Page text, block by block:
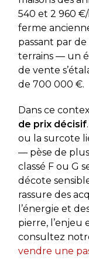
540 et 2 960
ferme
passant par
terrains — un
de vente
de 700 000 €.
Dans ce
de prix décisif
ou la surcote
— pèse de
classé F ou G
décote
rassure des
l’énergie et
pierre, l’enjeu
consultez
vendre une